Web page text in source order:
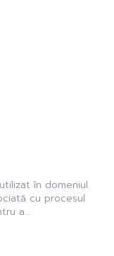
în domeniul
cu procesul
a...